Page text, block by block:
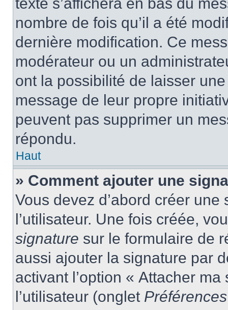
nombre de fois qu’il a été
dernière modification. Ce
modérateur ou un
ont la possibilité de laisser
message de leur propre
peuvent pas supprimer un
répondu.
Haut
» Comment ajouter une
Vous devez d’abord créer
l’utilisateur. Une fois créée,
signature sur le formulaire de
aussi ajouter la signature par
activant l’option « Attacher
l’utilisateur (onglet